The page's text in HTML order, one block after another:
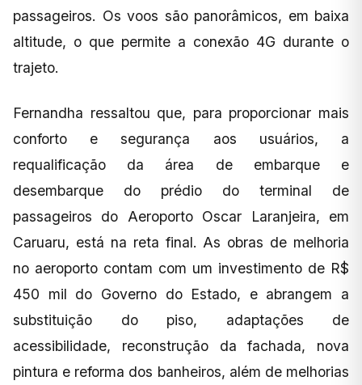
passageiros. Os voos são panorâmicos, em baixa
altitude, o que permite a conexão 4G durante o
trajeto.
Fernandha ressaltou que, para proporcionar mais
conforto e segurança aos usuários, a
requalificação da área de embarque e
desembarque do prédio do terminal de
passageiros do Aeroporto Oscar Laranjeira, em
Caruaru, está na reta final. As obras de melhoria
no aeroporto contam com um investimento de R$
450 mil do Governo do Estado, e abrangem a
substituição do piso, adaptações de
acessibilidade, reconstrução da fachada, nova
pintura e reforma dos banheiros, além de melhorias